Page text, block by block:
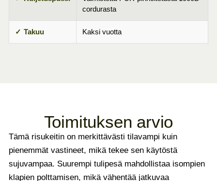
cordurasta
Takuu Kaksi vuotta
Toimituksen arvio
Tämä risukeitin on merkittävästi tilavampi kuin
pienemmät vastineet, mikä tekee sen käytöstä
sujuvampaa. Suurempi tulipesä mahdollistaa isompien
klapien polttamisen, mikä vähentää jatkuvaa